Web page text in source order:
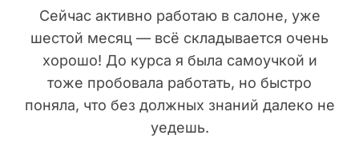
Сейчас активно работаю в салоне, уже
шестой месяц — всё складывается очень
хорошо! До курса я была самоучкой и
тоже пробовала работать, но быстро
поняла, что без должных знаний далеко не
уедешь.